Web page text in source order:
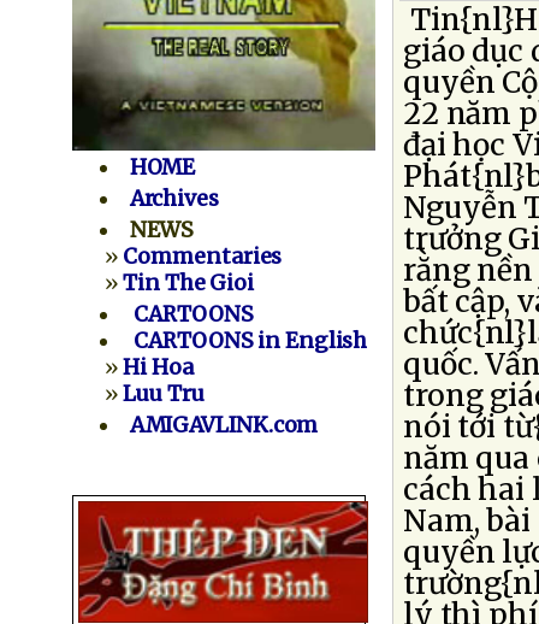
HOME
Archives
NEWS
» Commentaries
»Tin The Gioi
CARTOONS
CARTOONS in English
»Hi Hoa
»Luu Tru
AMIGAVLINK.com
giáo dục
quyền
22 năm
đại học
Nguyễn
trưởng
rằng
bất cập,
quốc.
trong
nói tới
năm
cách hai
Nam,
quyền
lý thì